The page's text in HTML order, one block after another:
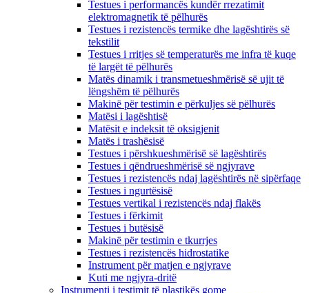
Testues i performancës kundër rrezatimit
elektromagnetik të pëlhurës
Testues i rezistencës termike dhe lagështirës së
tekstilit
Testues i rritjes së temperaturës me infra të kuqe
të largët të pëlhurës
Matës dinamik i transmetueshmërisë së ujit të
lëngshëm të pëlhurës
Makinë për testimin e përkuljes së pëlhurës
Matësi i lagështisë
Matësit e indeksit të oksigjenit
Matës i trashësisë
Testues i përshkueshmërisë së lagështirës
Testues i qëndrueshmërisë së ngjyrave
Testues i rezistencës ndaj lagështirës në sipërfaqe
Testues i ngurtësisë
Testues vertikal i rezistencës ndaj flakës
Testues i fërkimit
Testues i butësisë
Makinë për testimin e tkurrjes
Testues i rezistencës hidrostatike
Instrument për matjen e ngjyrave
Kuti me ngjyra-dritë
Instrumenti i testimit të plastikës gome